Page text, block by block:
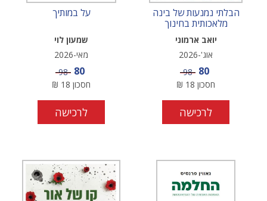
הבלתי נמנעות של בינה
מלאכותית בחינוך
יואב ארמוני
אוג'-2026
מחיר מבצע
80 מחיר
98
חסכון 18
₪
לרכישה
על במותיך
שמעון לוי
מאי-2026
מחיר מבצע
80 מחיר
98
חסכון 18
₪
לרכישה